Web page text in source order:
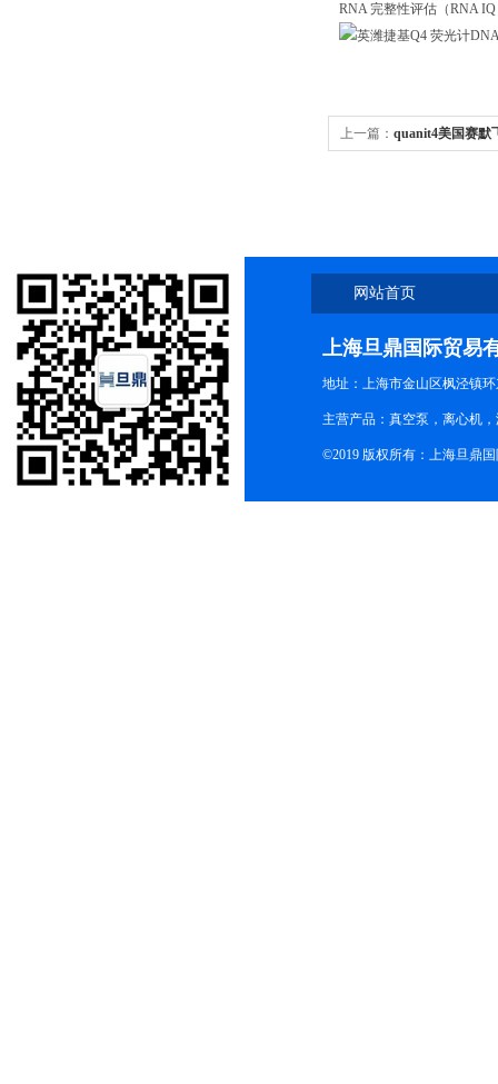
RNA 完整性评估（RNA
上一篇： quanit4美国赛默
网站首页
上海旦鼎国际贸易
地址：上海市金山区枫泾镇
主营产品：真空泵，离心机
©2019 版权所有：上海旦鼎